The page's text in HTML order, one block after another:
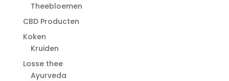
Theebloemen
CBD Producten
Koken
Kruiden
Losse thee
Ayurveda